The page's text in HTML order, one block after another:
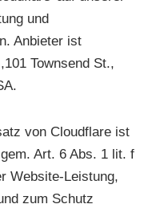
und
Anbieter ist
Townsend St.,
von Cloudflare ist
Art. 6 Abs. 1 lit. f
Website-Leistung,
zum Schutz